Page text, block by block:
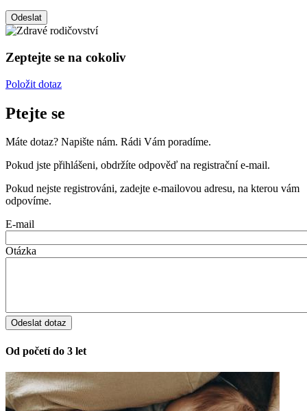
Zeptejte se na cokoliv
Položit dotaz
Ptejte se
Máte dotaz? Napište nám. Rádi Vám poradíme.
Pokud jste přihlášeni, obdržíte odpověď na registrační e-mail.
Pokud nejste registrováni, zadejte e-mailovou adresu, na kterou vám
odpovíme.
E-mail
Otázka
Od početí do 3 let